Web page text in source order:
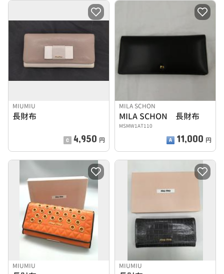
MIUMIU
長財布
4,950 円
MILA SCHON
MILA SCHON 長財布
MSMW1AT110
11,000 円
MIUMIU MIUMIU